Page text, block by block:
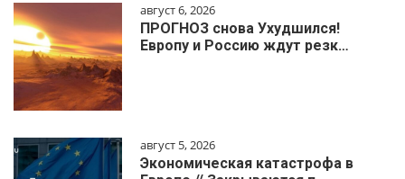
август 6, 2026
ПРОГНОЗ снова Ухудшился!
Европу и Россию ждут резк…
август 5, 2026
Экономическая катастрофа в